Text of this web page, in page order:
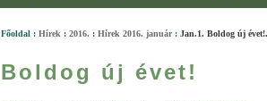
Főoldal: Hírek : 2016. : Hírek 2016. január: Jan.1. Boldog új
Boldog új évet!